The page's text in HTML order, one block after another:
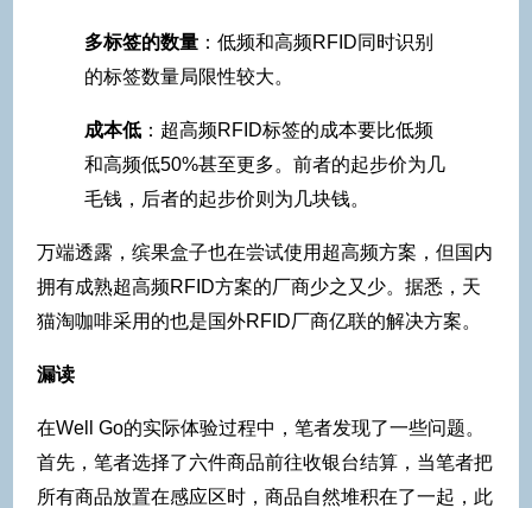
多标签的数量 ：低频和高频RFID同时识别
的标签数量局限性较大。
成本低 ：超高频RFID标签的成本要比低频
和高频低50%甚至更多。前者的起步价为几
毛钱，后者的起步价则为几块钱。
万端透露，缤果盒子也在尝试使用超高频方案，但国内
拥有成熟超高频RFID方案的厂商少之又少。据悉，天
猫淘咖啡采用的也是国外RFID厂商亿联的解决方案。
漏读
在Well Go的实际体验过程中，笔者发现了一些问题。
首先，笔者选择了六件商品前往收银台结算，当笔者把
所有商品放置在感应区时，商品自然堆积在了一起，此